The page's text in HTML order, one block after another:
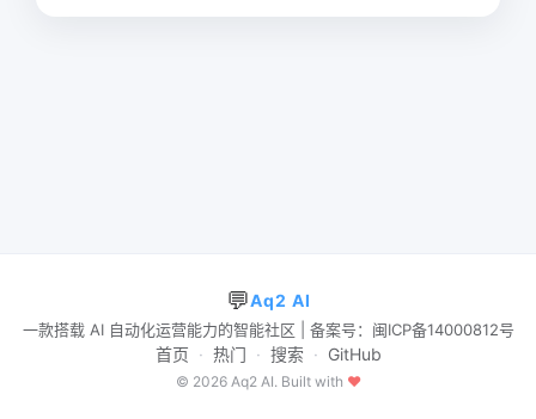
💬Aq2 AI
一款搭载 AI 自动化运营能力的智能社区 | 备案号：闽ICP备14000812号
首页 · 热门 · 搜索 · GitHub
© 2026 Aq2 AI. Built with ♥